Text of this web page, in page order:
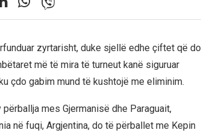
zyrtarisht, duke sjellë edhe çiftet që do
më të mira të turneut kanë siguruar
çdo gabim mund të kushtojë me eliminim.
mes Gjermanisë dhe Paraguait,
në fuqi, Argjentina, do të përballet me Kepin